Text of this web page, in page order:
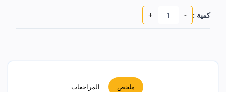
كمية : -
+
ملخص المراجعات